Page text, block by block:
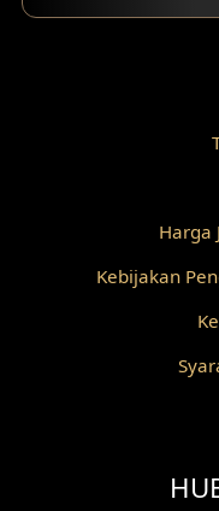
Desain
Desain Grill
Desain Fasad
Harga
Kebijakan